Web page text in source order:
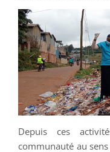
Depuis ces
communauté au